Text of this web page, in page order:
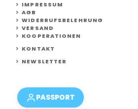
IMPRESSUM
AGB
WIDERRUFSBELEHRUNG
VERSAND
KOOPERATIONEN
KONTAKT
NEWSLETTER
PASSPORT